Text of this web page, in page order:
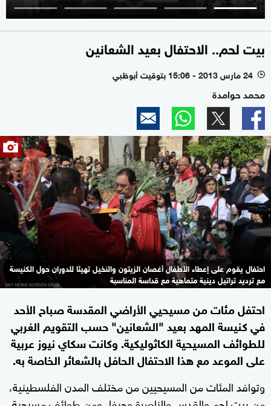
بيت لحم.. الاحتفال بعيد الشعانين
l 24 مارس 2013 - 15:06 بتوقيت أبوظبي
محمد حوامدة
احتفال يقوم على إعطاء الأطفال أغصان الزيتون والنخيل تهيئا للدوران حول الكنيسة
مع ترديد تراتيل دينية متماهية مع قداسة المناسبة
احتفل مئات من مسيحيي الأراضي المقدسة صباح الأحد
في كنيسة المهد بعيد "الشعانين" حسب التقويم الغربي
للطوائف المسيحية الكاثوليكية. وكانت سكاي نيوز عربية
على الموعد مع هذا الاحتفال الحافل بالشعائر الخاصة به.
وتوافد المئات من المسيحيين من مختلف المدن الفلسطينية،